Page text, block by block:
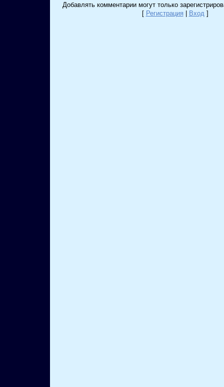
Добавлять комментарии могут только
[ Регистрация | Вход ]